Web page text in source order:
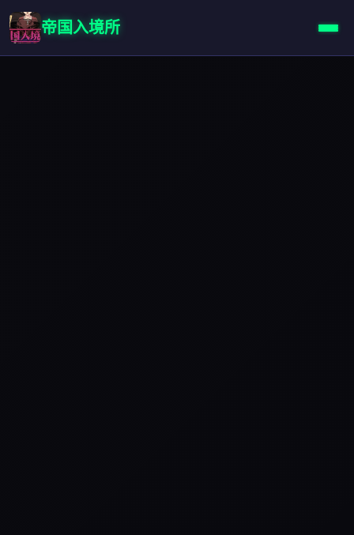
帝国入境所